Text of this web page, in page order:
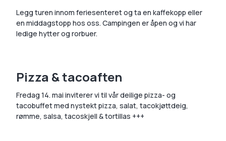
Legg turen innom feriesenteret og ta en kaffekopp eller
en middagstopp hos oss. Campingen er åpen og vi har
ledige hytter og rorbuer.
Pizza & tacoaften
Fredag 14. mai inviterer vi til vår deilige pizza- og
tacobuffet med nystekt pizza, salat, tacokjøttdeig,
rømme, salsa, tacoskjell & tortillas +++